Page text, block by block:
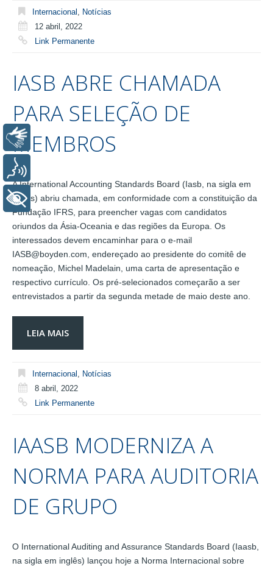
Internacional , Notícias
12 abril, 2022
Link Permanente
IASB ABRE CHAMADA
PARA SELEÇÃO DE
MEMBROS
A International Accounting Standards Board (Iasb, na sigla em
inglês) abriu chamada, em conformidade com a constituição da
Fundação IFRS, para preencher vagas com candidatos
oriundos da Ásia-Oceania e das regiões da Europa. Os
interessados devem encaminhar para o e-mail
IASB@boyden.com, endereçado ao presidente do comitê de
nomeação, Michel Madelain, uma carta de apresentação e
respectivo currículo. Os pré-selecionados começarão a ser
entrevistados a partir da segunda metade de maio deste ano.
LEIA MAIS
Internacional , Notícias
8 abril, 2022
Link Permanente
IAASB MODERNIZA A
NORMA PARA AUDITORIA
DE GRUPO
O International Auditing and Assurance Standards Board (Iaasb,
na sigla em inglês) lançou hoje a Norma Internacional sobre
Libras
+ Acessibilidade